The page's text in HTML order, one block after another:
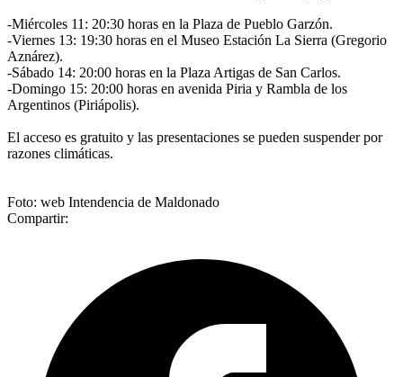
-Miércoles 11: 20:30 horas en la Plaza de Pueblo Garzón.
-Viernes 13: 19:30 horas en el Museo Estación La Sierra (Gregorio
Aznárez).
-Sábado 14: 20:00 horas en la Plaza Artigas de San Carlos.
-Domingo 15: 20:00 horas en avenida Piria y Rambla de los
Argentinos (Piriápolis).
El acceso es gratuito y las presentaciones se pueden suspender por
razones climáticas.
Foto: web Intendencia de Maldonado
Compartir: